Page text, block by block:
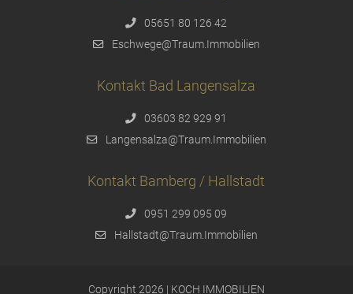
05651 80 126 42
Eschwege@Traum.Immobilien
Kontakt Bad Langensalza
03603 82 929 91
Langensalza@Traum.Immobilien
Kontakt Bamberg / Hallstadt
0951 299 095 09
Hallstadt@Traum.Immobilien
Copyright 2026 | KOCH IMMOBILIEN